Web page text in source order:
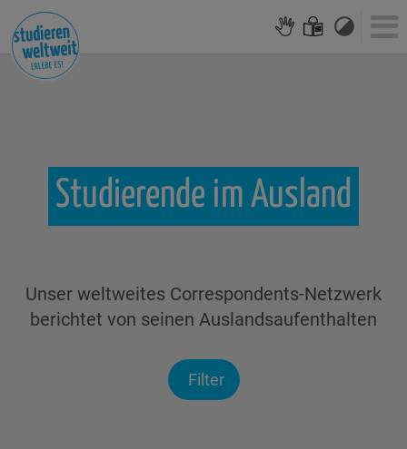
Studierende im Ausland
Unser weltweites Correspondents-Netzwerk
berichtet von seinen Auslandsaufenthalten
Filter